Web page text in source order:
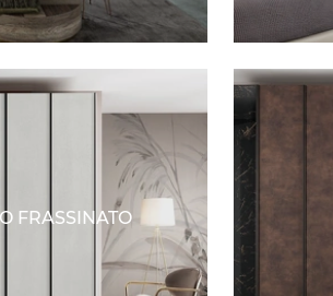
FRASSINATO